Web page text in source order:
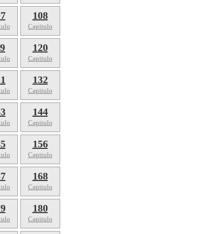
108
Capitulo
120
Capitulo
132
Capitulo
144
Capitulo
156
Capitulo
168
Capitulo
180
Capitulo